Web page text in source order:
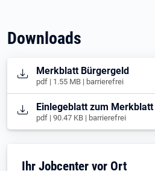
Downloads
Öffnet in neuem Tab
Merkblatt Bürgergeld
pdf | 1.55 MB | barrierefrei
Öffnet in neuem Tab
Einlegeblatt zum
pdf | 90.47 KB | barrierefrei
Ihr Jobcenter vor Ort